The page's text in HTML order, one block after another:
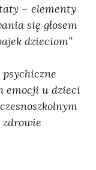
– elementy
się głosem
dzieciom”
emocji u dzieci